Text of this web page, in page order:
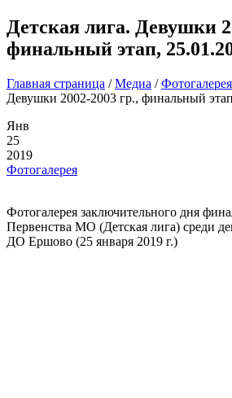
Детская лига. Девушки
финальный этап,
Главная страница /Медиа /Фотогалерея
Девушки 2002-2003 гр., финальный
Янв
25
2019
Фотогалерея
Фотогалерея заключительного дня
Первенства МО (Детская лига) среди
ДО Ершово (25 января 2019 г.)